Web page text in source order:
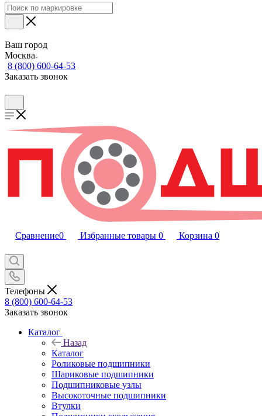
Ваш город
Москва
8 (800) 600-64-53
Заказать звонок
Сравнение0 Избранные товары 0 Корзина 0
Телефоны
8 (800) 600-64-53
Заказать звонок
Каталог
Назад
Каталог
Роликовые подшипники
Шариковые подшипники
Подшипниковые узлы
Высокоточные подшипники
Втулки